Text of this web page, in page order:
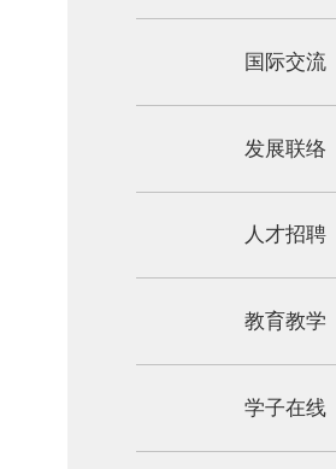
国际交流
发展联络
人才招聘
教育教学
学子在线